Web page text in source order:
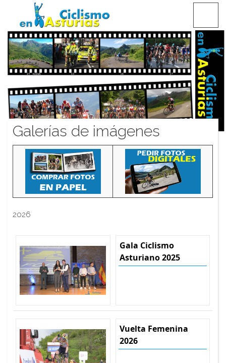
CICLISMO EN ASTURIAS
Galerías de imágenes
2026
Gala Ciclismo
Asturiano 2025
Vuelta Femenina
2026